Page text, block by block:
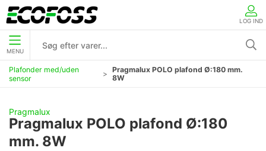
LOG IND
MENU
Plafonder med/uden
sensor
Pragmalux POLO plafond Ø:180 mm.
8W
Pragmalux
Pragmalux POLO plafond Ø:180
mm. 8W